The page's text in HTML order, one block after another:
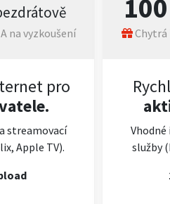
na vyzkoušení
pro
streamovací
Apple TV).
100
Chytrá
Vhodné
služby